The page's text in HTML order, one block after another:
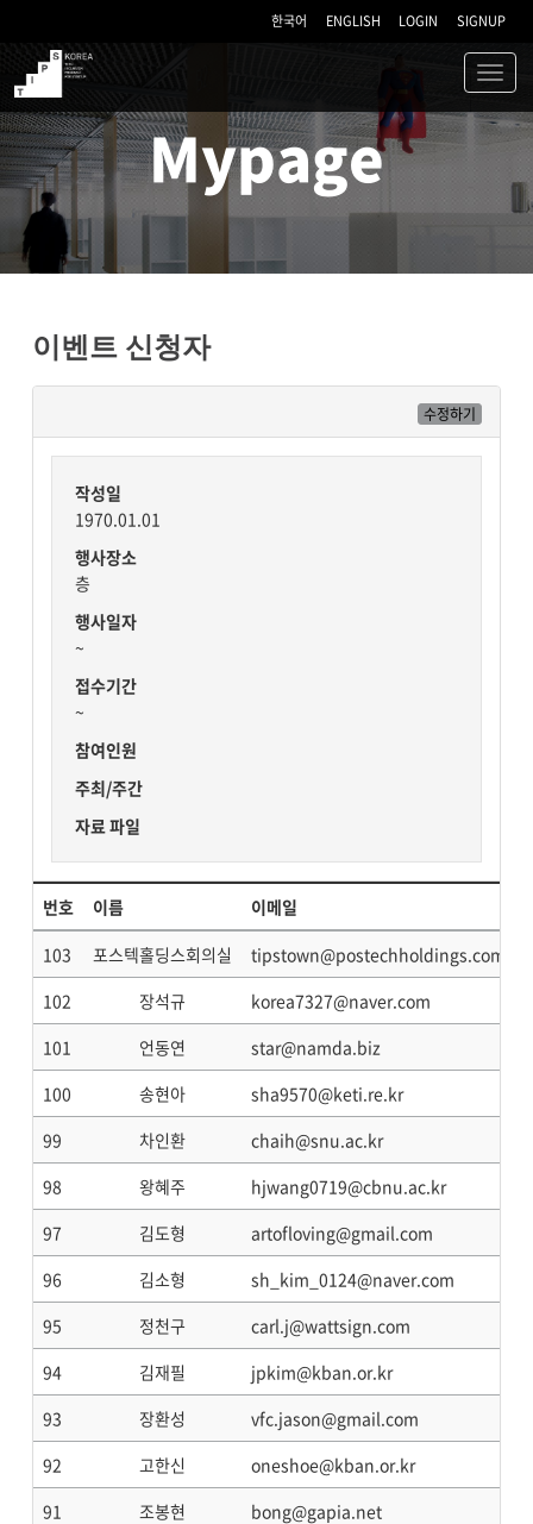
한국어 ENGLISH LOGIN SIGNUP
TIPS
Mypage
이벤트 신청자
수정하기
작성일
1970.01.01
행사장소
층
행사일자
~
접수기간
~
참여인원
주최/주간
자료 파일
번호 이름 이메일
103
포스텍홀딩스회의실 tipstown@postechholdings.com
102
장석규 korea7327@naver.com
101
언동연 star@namda.biz
100
송현아 sha9570@keti.re.kr
99
차인환 chaih@snu.ac.kr
98
왕혜주 hjwang0719@cbnu.ac.kr
97
김도형 artofloving@gmail.com
96
김소형 sh_kim_0124@naver.com
95
정천구 carl.j@wattsign.com
94
김재필 jpkim@kban.or.kr
93
장환성 vfc.jason@gmail.com
92
고한신 oneshoe@kban.or.kr
91
조봉현 bong@gapia.net